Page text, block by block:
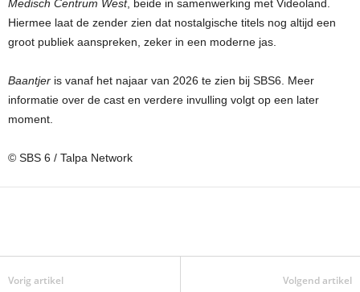
Medisch Centrum West, beide in samenwerking met Videoland.
Hiermee laat de zender zien dat nostalgische titels nog altijd een
groot publiek aanspreken, zeker in een moderne jas.
Baantjer is vanaf het najaar van 2026 te zien bij SBS6. Meer
informatie over de cast en verdere invulling volgt op een later
moment.
© SBS 6 / Talpa Network
Vorig artikel Volgend artikel